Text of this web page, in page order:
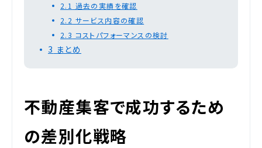
2.1 過去の実績を確認
2.2 サービス内容の確認
2.3 コストパフォーマンスの検討
3 まとめ
不動産集客で成功するため
の差別化戦略